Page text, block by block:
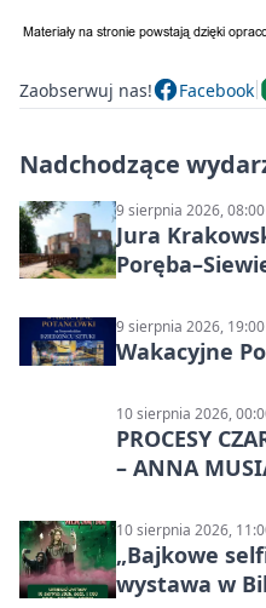
Zaobserwuj nas! Facebook
Nadchodzące
9 sierpnia 2026, 08:00
Jura
9 sierpnia 2026, 19:00
Wakacyjne
10 sierpnia 2026,
PROCESY
– ANNA
10 sierpnia 2026,
„Bajkowe
wystawa w